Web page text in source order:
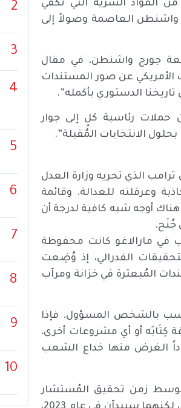
المواد السريَّة التي تكفي
العاصمة وصولاً إلى
جورج واشنطن، في مقال
الأمريكي عن صور المستندات
الدستوري بأكمله”.
رئاسية كلٍ إلى جوار
الانتخابات المُقبلة”.
الذي تجريه وزارة العدل
وعرقلته للعدالة. وقائمة
أوجه شبه كافية لدرجة أن
جُنَح.
في مارالاغو كانت محفوظة
الفدرالي، إذ وُضِعت
المُبعثرة في خزانة ومرآب
بالشخص المسؤول. فإذا
كِتَابَه أو أي مشروعات أخرى،
الغرض منها خداع الشعب
زمن تحقيق المُستشار
2
3
4
5
6
7
8
9
10